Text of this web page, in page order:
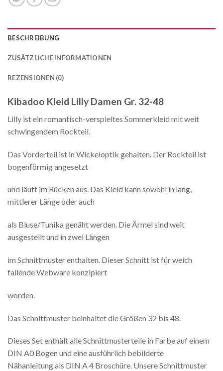
BESCHREIBUNG
ZUSÄTZLICHE INFORMATIONEN
REZENSIONEN (0)
Kibadoo Kleid Lilly Damen Gr. 32-48
Lilly ist ein romantisch-verspieltes Sommerkleid mit weit
schwingendem Rockteil.
Das Vorderteil ist in Wickeloptik gehalten. Der Rockteil ist
bogenförmig angesetzt
und läuft im Rücken aus. Das Kleid kann sowohl in lang,
mittlerer Länge oder auch
als Bluse/Tunika genäht werden. Die Ärmel sind weit
ausgestellt und in zwei Längen
im Schnittmuster enthalten. Dieser Schnitt ist für weich
fallende Webware konzipiert
worden.
Das Schnittmuster beinhaltet die Größen 32 bis 48.
Dieses Set enthält alle Schnittmusterteile in Farbe auf einem
DIN A0 Bogen und eine ausführlich bebilderte
Nähanleitung als DIN A 4 Broschüre. Unsere Schnittmuster